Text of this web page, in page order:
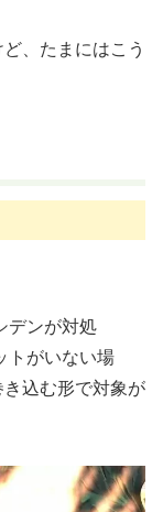
、たまにはこう
デンが対処
トがいない場
込む形で対象が